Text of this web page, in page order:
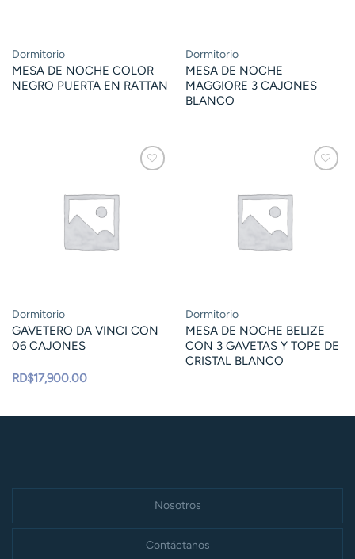
Dormitorio
MESA DE NOCHE COLOR
NEGRO PUERTA EN RATTAN
Dormitorio
MESA DE NOCHE
MAGGIORE 3 CAJONES
BLANCO
Dormitorio
GAVETERO DA VINCI CON
06 CAJONES
RD$17,900.00
Dormitorio
MESA DE NOCHE BELIZE
CON 3 GAVETAS Y TOPE DE
CRISTAL BLANCO
Nosotros
Contáctanos